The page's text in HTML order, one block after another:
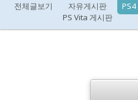
전체글보기 자유게시판
PS Vita 게시판